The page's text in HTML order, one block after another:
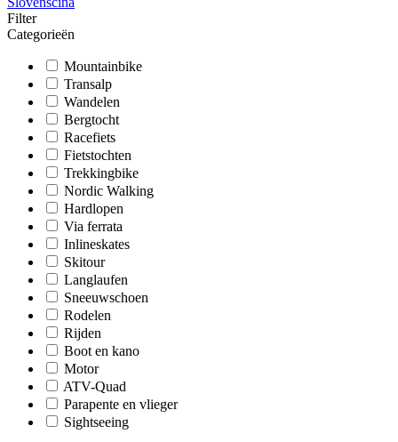
Filter
Categorieën
Mountainbike
Transalp
Wandelen
Bergtocht
Racefiets
Fietstochten
Trekkingbike
Nordic Walking
Hardlopen
Via ferrata
Inlineskates
Skitour
Langlaufen
Sneeuwschoen
Rodelen
Rijden
Boot en kano
Motor
ATV-Quad
Parapente en vlieger
Sightseeing